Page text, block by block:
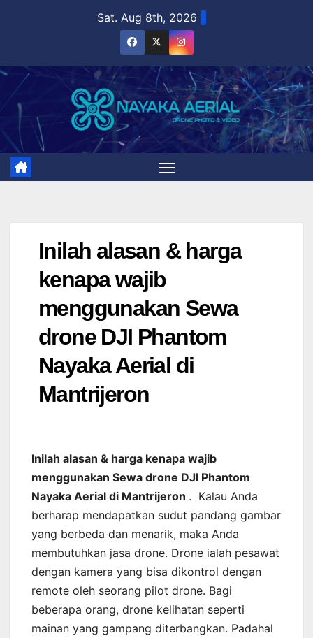
Sat. Aug 8th, 2026
Inilah alasan & harga
kenapa wajib
menggunakan Sewa
drone DJI Phantom
Nayaka Aerial di
Mantrijeron
Inilah alasan & harga kenapa wajib
menggunakan Sewa drone DJI Phantom
Nayaka Aerial di Mantrijeron . Kalau Anda
berharap mendapatkan sudut pandang gambar
yang berbeda dan menarik, maka Anda
membutuhkan jasa drone. Drone ialah pesawat
dengan kamera yang bisa dikontrol dengan
remote oleh seorang pilot drone. Bagi
beberapa orang, drone kelihatan seperti
mainan yang gampang diterbangkan. Padahal